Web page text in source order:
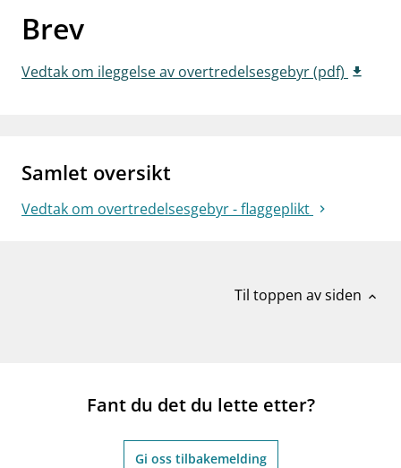
work_outlineJobb hos oss
dashboardInformasjon for investorer
Brev
Vedtak om ileggelse av overtredelsesgebyr (pdf)
Samlet oversikt
Vedtak om overtredelsesgebyr - flaggeplikt
Til toppen av siden expand_less
Fant du det du lette etter?
Gi oss tilbakemelding